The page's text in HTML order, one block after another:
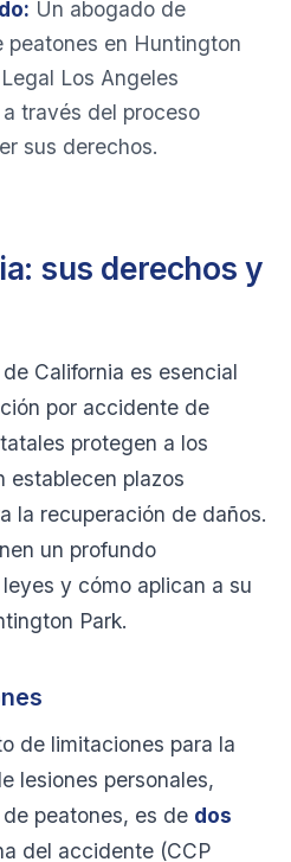
Un abogado de
peatones en Huntington
Los Angeles
través del proceso
sus derechos.
sus derechos y
California es esencial
por accidente de
protegen a los
establecen plazos
la recuperación de daños.
un profundo
y cómo aplican a su
Park.
de limitaciones para la
lesiones personales,
peatones, es de dos
del accidente (CCP